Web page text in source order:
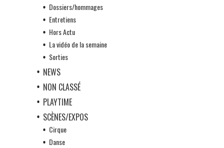
Dossiers/hommages
Entretiens
Hors Actu
La vidéo de la semaine
Sorties
NEWS
NON CLASSÉ
PLAYTIME
SCÈNES/EXPOS
Cirque
Danse